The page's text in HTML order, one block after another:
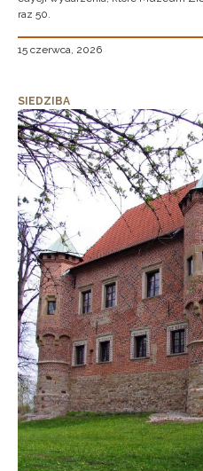
raz 50.
15 czerwca, 2026
SIEDZIBA